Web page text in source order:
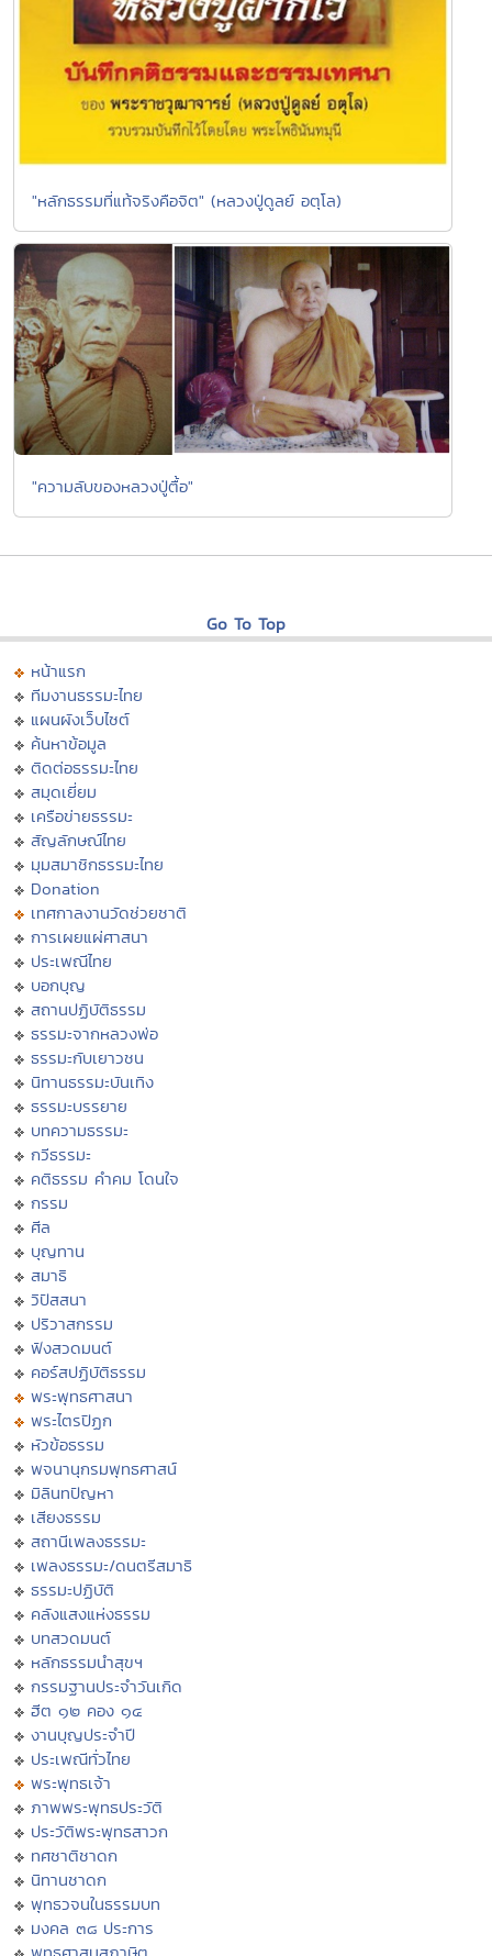
"หลักธรรมที่แท้จริงคือจิต" (หลวงปู่ดูลย์ อตุโล)
"ความลับของหลวงปู่ตื้อ"
Go To Top
หน้าแรก
ทีมงานธรรมะไทย
แผนผังเว็บไซต์
ค้นหาข้อมูล
ติดต่อธรรมะไทย
สมุดเยี่ยม
เครือข่ายธรรมะ
สัญลักษณ์ไทย
มุมสมาชิกธรรมะไทย
Donation
เทศกาลงานวัดช่วยชาติ
การเผยแผ่ศาสนา
ประเพณีไทย
บอกบุญ
สถานปฏิบัติธรรม
ธรรมะจากหลวงพ่อ
ธรรมะกับเยาวชน
นิทานธรรมะบันเทิง
ธรรมะบรรยาย
บทความธรรมะ
กวีธรรมะ
คติธรรม คำคม โดนใจ
กรรม
ศีล
บุญทาน
สมาธิ
วิปัสสนา
ปริวาสกรรม
ฟังสวดมนต์
คอร์สปฏิบัติธรรม
พระพุทธศาสนา
พระไตรปิฏก
หัวข้อธรรม
พจนานุกรมพุทธศาสน์
มิลินทปัญหา
เสียงธรรม
สถานีเพลงธรรมะ
เพลงธรรมะ/ดนตรีสมาธิ
ธรรมะปฏิบัติ
คลังแสงแห่งธรรม
บทสวดมนต์
หลักธรรมนำสุขฯ
กรรมฐานประจำวันเกิด
ฮีต ๑๒ คอง ๑๔
งานบุญประจำปี
ประเพณีทั่วไทย
พระพุทธเจ้า
ภาพพระพุทธประวัติ
ประวัติพระพุทธสาวก
ทศชาติชาดก
นิทานชาดก
พุทธวจนในธรรมบท
มงคล ๓๘ ประการ